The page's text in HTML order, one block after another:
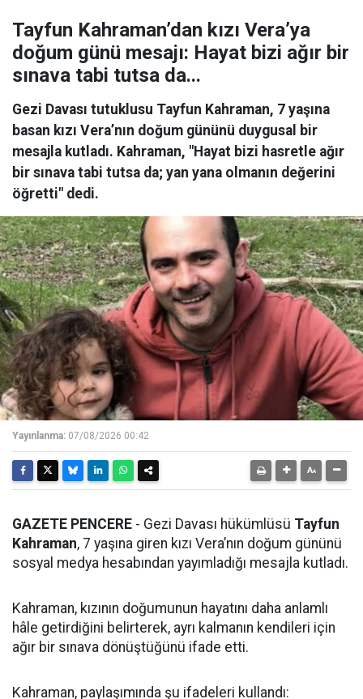
Tayfun Kahraman’dan kızı Vera’ya
doğum günü mesajı: Hayat bizi ağır bir
sınava tabi tutsa da...
Gezi Davası tutuklusu Tayfun Kahraman, 7 yaşına
basan kızı Vera’nın doğum gününü duygusal bir
mesajla kutladı. Kahraman, "Hayat bizi hasretle ağır
bir sınava tabi tutsa da; yan yana olmanın değerini
öğretti" dedi.
Yayınlanma: 07/08/2026 00:42
GAZETE PENCERE - Gezi Davası hükümlüsü Tayfun
Kahraman, 7 yaşına giren kızı Vera’nın doğum gününü
sosyal medya hesabından yayımladığı mesajla kutladı.
Kahraman, kızının doğumunun hayatını daha anlamlı
hâle getirdiğini belirterek, ayrı kalmanın kendileri için
ağır bir sınava dönüştüğünü ifade etti.
Kahraman, paylaşımında şu ifadeleri kullandı: